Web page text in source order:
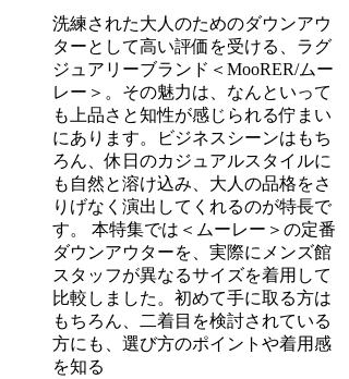
洗練された大人のためのダウンアウ
ターとして高い評価を受ける、ラグ
ジュアリーブランド＜MooRER/ムー
レー＞。その魅力は、なんといって
も上品さと知性が感じられる佇まい
にあります。ビジネスシーンはもち
ろん、休日のカジュアルスタイルに
も自然と溶け込み、大人の品格をさ
りげなく演出してくれるのが特長で
す。 本特集では＜ムーレー＞の定番
ダウンアウターを、実際にメンズ館
スタッフが異なるサイズを着用して
比較しました。初めて手に取る方は
もちろん、二着目を検討されている
方にも、選び方のポイントや着用感
を知る